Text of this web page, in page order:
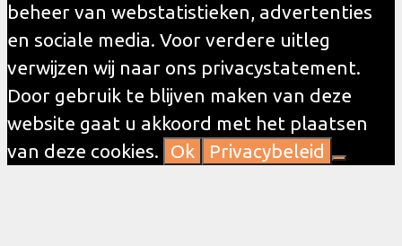
beheer van webstatistieken, advertenties
en sociale media. Voor verdere uitleg
verwijzen wij naar ons privacystatement.
Door gebruik te blijven maken van deze
website gaat u akkoord met het plaatsen
van deze cookies.
Ok Privacybeleid